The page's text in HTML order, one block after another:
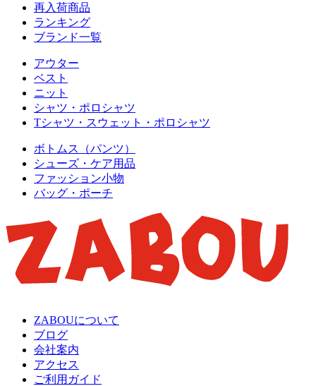
再入荷商品
ランキング
ブランド一覧
アウター
ベスト
ニット
シャツ・ポロシャツ
Tシャツ・スウェット・ポロシャツ
ボトムス（パンツ）
シューズ・ケア用品
ファッション小物
バッグ・ポーチ
ZABOUについて
ブログ
会社案内
アクセス
ご利用ガイド